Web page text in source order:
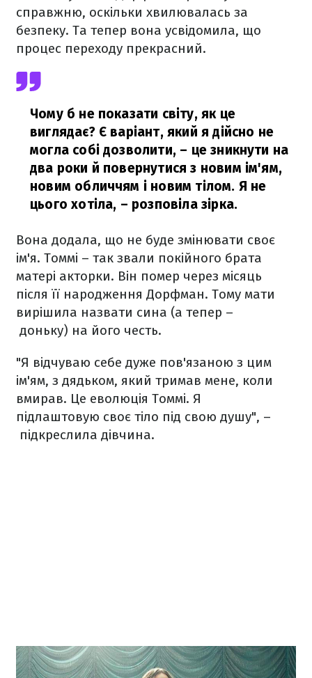
справжню, оскільки хвилювалась за
безпеку. Та тепер вона усвідомила, що
процес переходу прекрасний.
Чому б не показати світу, як це
виглядає? Є варіант, який я дійсно не
могла собі дозволити, – це зникнути на
два роки й повернутися з новим ім'ям,
новим обличчям і новим тілом. Я не
цього хотіла, – розповіла зірка.
Вона додала, що не буде змінювати своє
ім'я. Томмі – так звали покійного брата
матері акторки. Він помер через місяць
після її народження Дорфман. Тому мати
вирішила назвати сина (а тепер –
доньку) на його честь.
"Я відчуваю себе дуже пов'язаною з цим
ім'ям, з дядьком, який тримав мене, коли
вмирав. Це еволюція Томмі. Я
підлаштовую своє тіло під свою душу", –
підкреслила дівчина.